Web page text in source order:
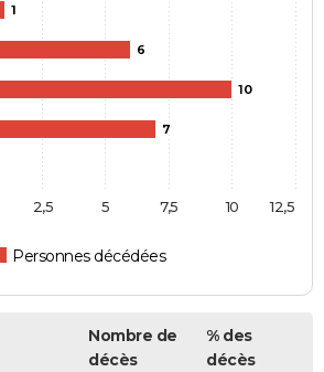
1
6
10
7
Personnes décédées
10
2,5 5 7,5 12,5
Nombre de
décès
% des
décès